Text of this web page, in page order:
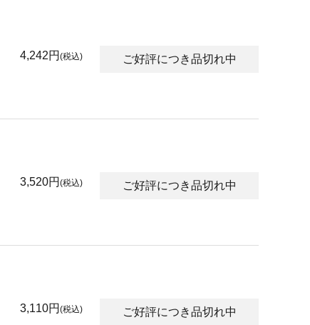
4,242円 (税込) ご好評につき品切れ中
3,520円 (税込) ご好評につき品切れ中
3,110円 (税込) ご好評につき品切れ中